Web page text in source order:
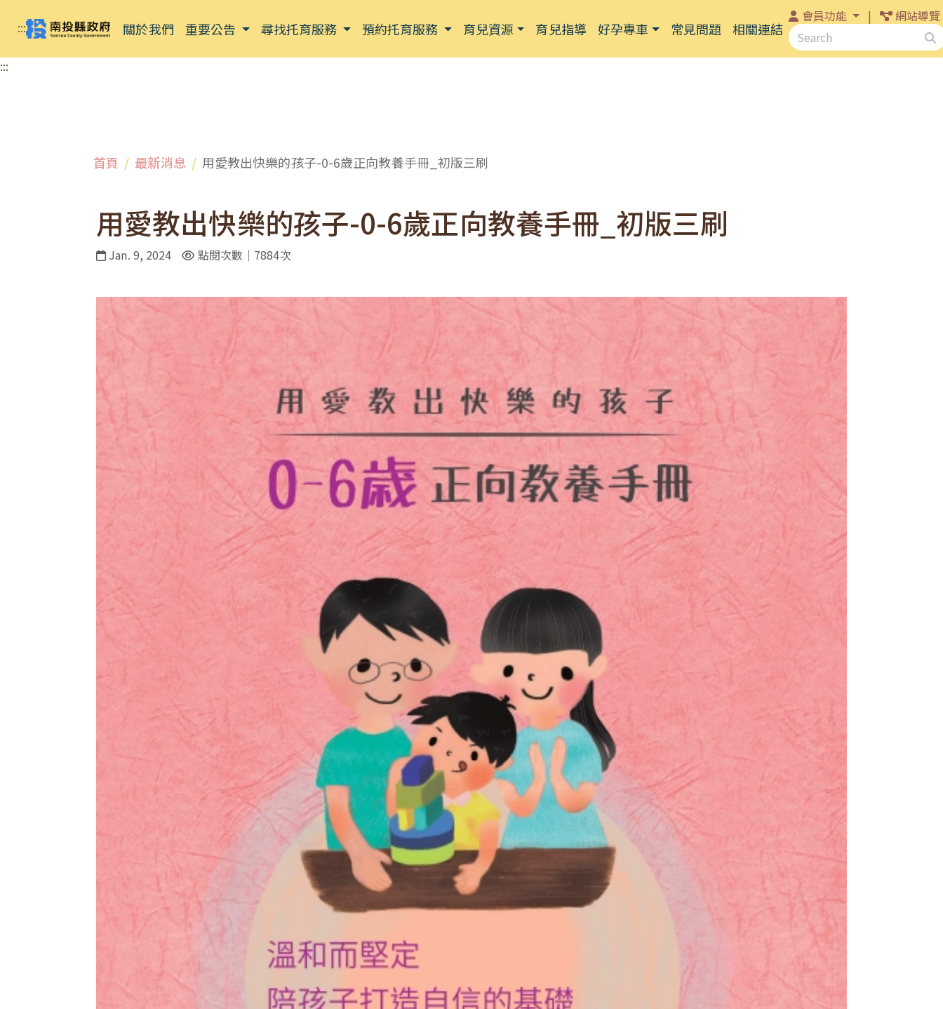
::: 關於我們 重要公告 尋找托育服務 預約托育服務 育兒資源 育兒指導 好孕專車 常見問題 相關連結
會員功能 | 網站導覽
:::
首頁 最新消息 用愛教出快樂的孩子-0-6歲正向教養手冊_初版三刷
用愛教出快樂的孩子-0-6歲正向教養手冊_初版三刷
Jan. 9, 2024 點閱次數｜7884次